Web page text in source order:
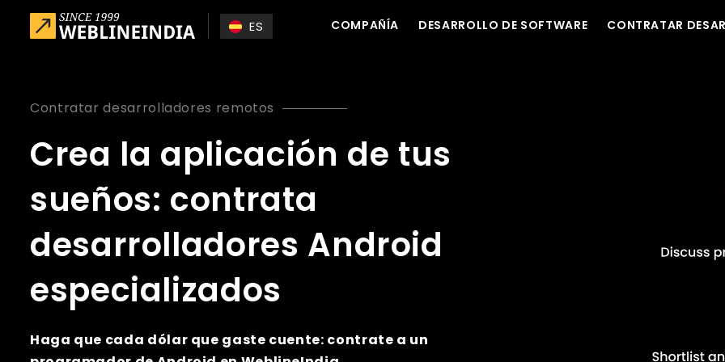
Skip to main content
ES COMPAÑÍA DESARROLLO DE SOFTWARE CONTRATAR
Contratar desarrolladores remotos
Crea la aplicación de tus
sueños: contrata
desarrolladores Android
especializados
Haga que cada dólar que gaste cuente: contrate a un